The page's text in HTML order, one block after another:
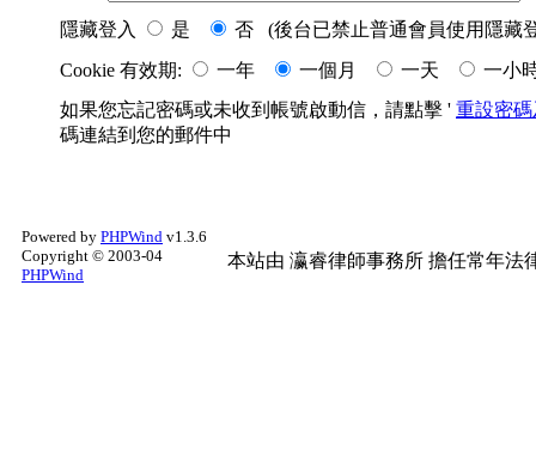
隱藏登入
是
否 (後台已禁止普通會員使用隱藏
Cookie 有效期:
一年 一個月 一天
一小
如果您忘記密碼或未收到帳號啟動信，請點擊 ' 重設密
碼連結到您的郵件中
Powered by PHPWind v1.3.6
Copyright © 2003-04
PHPWind
本站由 瀛睿律師事務所 擔任常年法